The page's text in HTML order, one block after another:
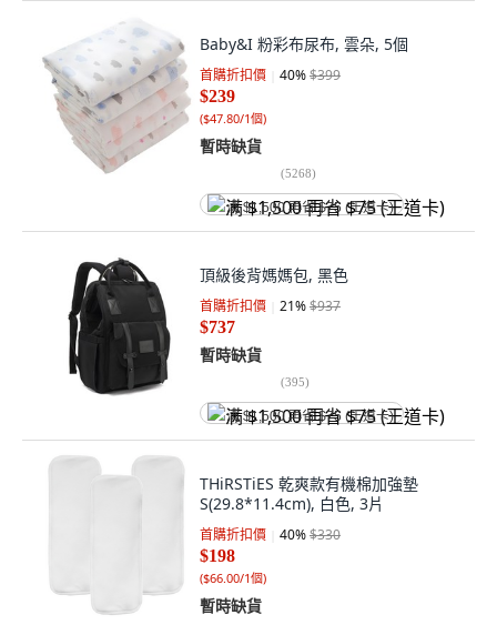
Baby&I 粉彩布尿布, 雲朵, 5個
首購折扣價 40%$399
$239
($47.80/1個)
暫時缺貨
(5268)
满 $1,500 再省 $75 (王道卡)
頂級後背媽媽包, 黑色
首購折扣價 21%$937
$737
暫時缺貨
(395)
满 $1,500 再省 $75 (王道卡)
THiRSTiES 乾爽款有機棉加強墊
S(29.8*11.4cm), 白色, 3片
首購折扣價 40%$330
$198
($66.00/1個)
暫時缺貨